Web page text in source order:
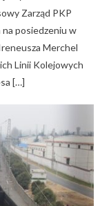
Zarząd PKP
na posiedzeniu w
Merchel
Linii Kolejowych
[…]